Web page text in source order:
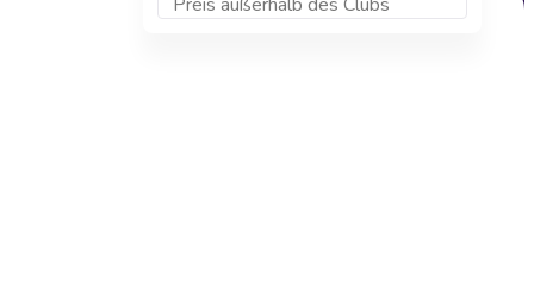
Zum Warenkorb hinzufügen